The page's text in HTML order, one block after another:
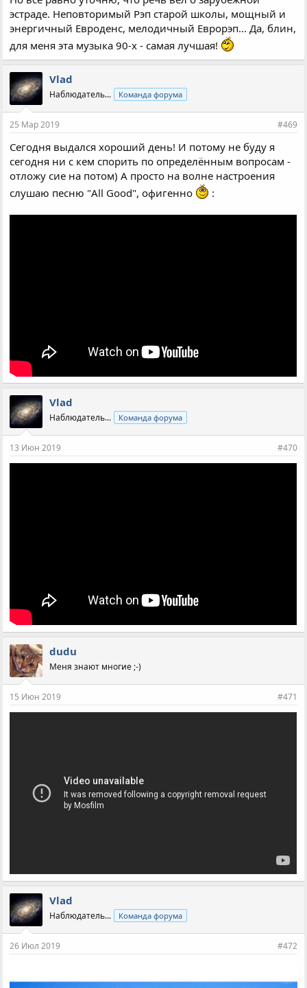
эстраде. Неповторимый Рэп старой школы, мощный и
энергичный Евроденс, мелодичный Еврорэп... Да, блин,
для меня эта музыка 90-х - самая лучшая!
Vlad
Наблюдатель... Команда форума
25 Мар 2019 #469
Сегодня выдался хороший день! И потому не буду я
сегодня ни с кем спорить по определённым вопросам -
отложу сие на потом) А просто на волне настроения
слушаю песню "All Good", офигенно
:
Vlad
Наблюдатель... Команда форума
13 Июн 2019 #470
dudu
Меня знают многие ;-)
15 Июн 2019 #471
Vlad
Наблюдатель... Команда форума
26 Июл 2019 #472